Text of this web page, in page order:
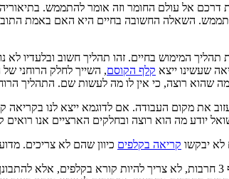
דרכם אל עולם החומר וזה אומר להתממש.
השאלה החשובה בחיים היא האם באמת
תהליך המימוש בחיים. זהו תהליך חשוב ובלעדיו
שעשינו ייצא קלף הקוסם, השייך לחלק הרוחני
מקום העבודה. אם לדוגמא ייצא לנו בקריאה
יודע מה הוא רוצה ובחלקים הארציים אנו
לא יבקשו קריאה בקלפים כיוון שהם לא צריכים.
לעומת זאת, אם קלף המינור שאותו המחפשים יהיה קלף 3 חרבות,